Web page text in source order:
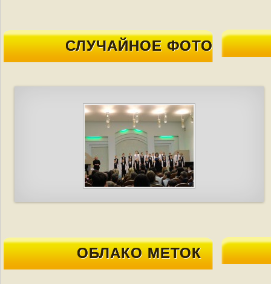
СЛУЧАЙНОЕ ФОТО
ОБЛАКО МЕТОК